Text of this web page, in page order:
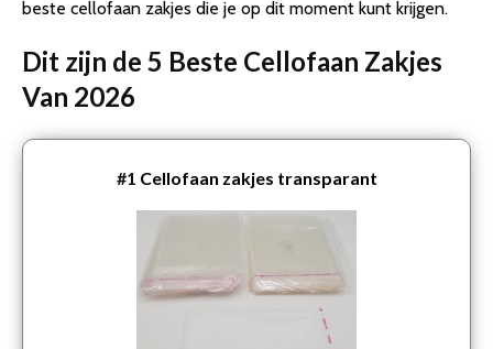
beste cellofaan zakjes die je op dit moment kunt krijgen.
Dit zijn de 5 Beste Cellofaan Zakjes
Van 2026
#1 Cellofaan zakjes transparant